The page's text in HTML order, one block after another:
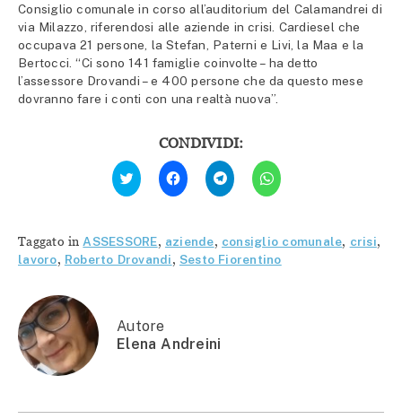
Consiglio comunale in corso all’auditorium del Calamandrei di
via Milazzo, riferendosi alle aziende in crisi. Cardiesel che
occupava 21 persone, la Stefan, Paterni e Livi, la Maa e la
Bertocci. “Ci sono 141 famiglie coinvolte – ha detto
l’assessore Drovandi – e 400 persone che da questo mese
dovranno fare i conti con una realtà nuova”.
CONDIVIDI:
Fai
clic
qui
Twitter
(Si
apre
Fai
clic
per
condividere
(Si
apre
in
Fai
clic
per
condividere
(Si
apre
in
Fai
clic
per
(Si
apre
in
Taggato inASSESSORE, aziende, consiglio comunale, crisi,
lavoro, Roberto Drovandi, Sesto Fiorentino
Autore
Elena Andreini